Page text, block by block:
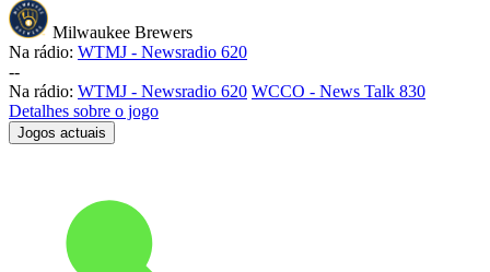
Milwaukee Brewers
Na rádio: WTMJ - Newsradio 620
--
Na rádio: WTMJ - Newsradio 620 WCCO - News Talk 830
Detalhes sobre o jogo
Jogos actuais